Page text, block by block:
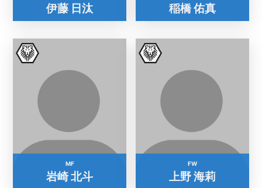
伊藤 日汰 稲橋 佑真
MF
岩崎 北斗
FW
上野 海莉